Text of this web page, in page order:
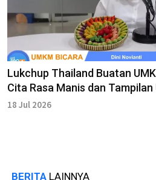
Lukchup Thailand Buatan
Cita Rasa Manis dan Tampilan
18 Jul 2026
BERITA LAINNYA